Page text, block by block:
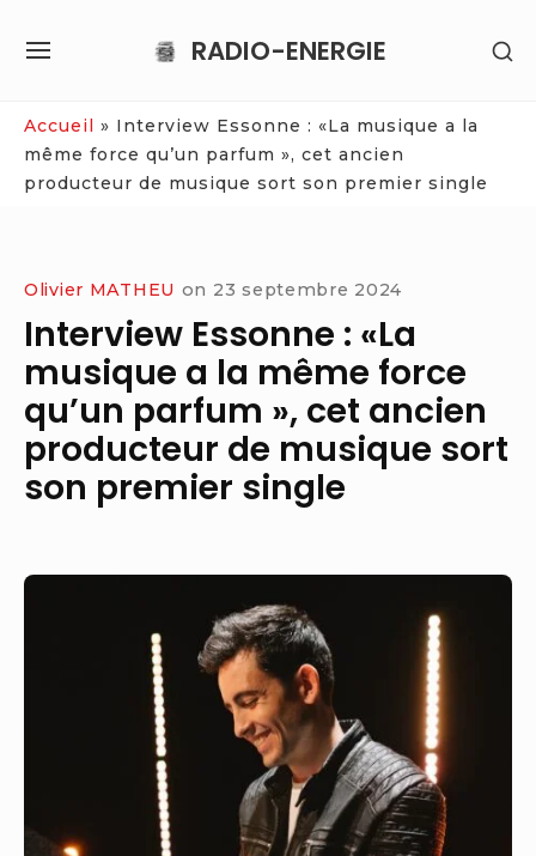
RADIO-ENERGIE
SITE
Accueil » Interview Essonne : «La musique a la
même force qu’un parfum », cet ancien
producteur de musique sort son premier single
Olivier MATHEU on 23 septembre 2024
Interview Essonne : «La
musique a la même force
qu’un parfum », cet ancien
producteur de musique sort
son premier single